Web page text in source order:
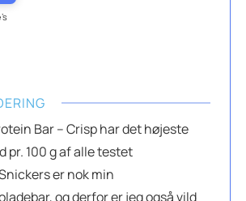
Bar – Crisp har det højeste
pr. 100 g af alle testet
er nok min
og derfor er jeg også vild